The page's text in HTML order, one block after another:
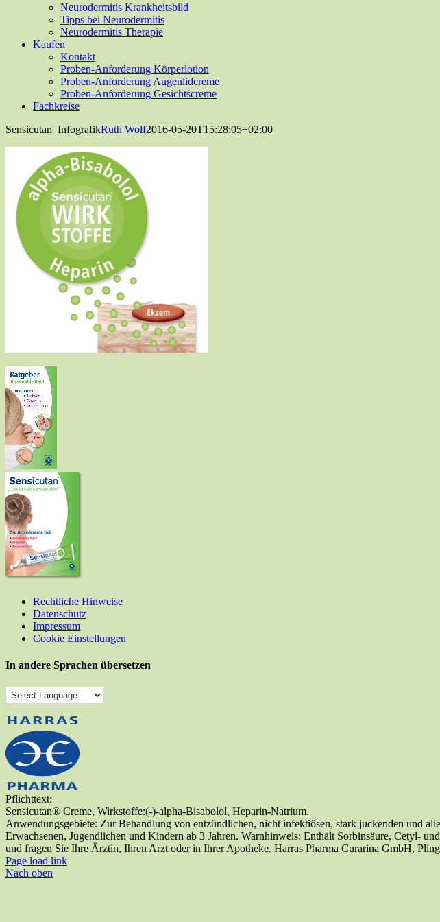
Neurodermitis Krankheitsbild
Tipps bei Neurodermitis
Neurodermitis Therapie
Kaufen
Kontakt
Proben-Anforderung Körperlotion
Proben-Anforderung Augenlidcreme
Proben-Anforderung Gesichtscreme
Fachkreise
Sensicutan_InfografikRuth Wolf2016-05-20T15:28:05+02:00
Rechtliche Hinweise
Datenschutz
Impressum
Cookie Einstellungen
In andere Sprachen übersetzen
Pflichttext:
Sensicutan® Creme, Wirkstoffe:(-)-alpha-Bisabolol, Heparin-Natrium.
Anwendungsgebiete: Zur Behandlung von entzündlichen, nicht infektiösen, stark juckenden und
Erwachsenen, Jugendlichen und Kindern ab 3 Jahren. Warnhinweis: Enthält Sorbinsäure, Cetyl-
und fragen Sie Ihre Ärztin, Ihren Arzt oder in Ihrer Apotheke. Harras Pharma Curarina GmbH,
Page load link
Nach oben